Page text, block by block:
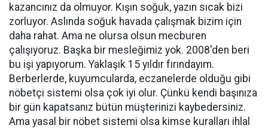
kazancınız da olmuyor. Kışın soğuk, yazın sıcak bizi
zorluyor. Aslında soğuk havada çalışmak bizim için
daha rahat. Ama ne olursa olsun mecburen
çalışıyoruz. Başka bir mesleğimiz yok. 2008'den beri
bu işi yapıyorum. Yaklaşık 15 yıldır fırındayım.
Berberlerde, kuyumcularda, eczanelerde olduğu gibi
nöbetçi sistemi olsa çok iyi olur. Çünkü kendi başınıza
bir gün kapatsanız bütün müşterinizi kaybedersiniz.
Ama yasal bir nöbet sistemi olsa kimse kuralları ihlal